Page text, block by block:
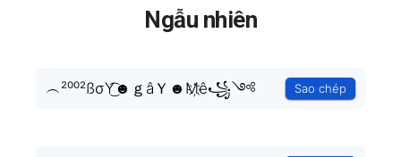
Ngẫu nhiên
︵²⁰⁰²ßσY͜͡☻ｇâＹ☻M҉ê꧁༺ Sao chép